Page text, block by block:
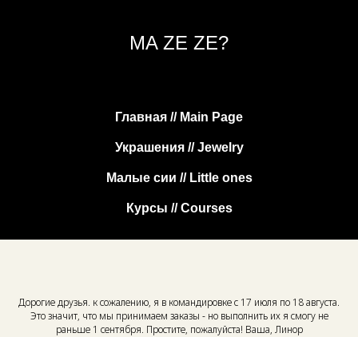
MA ZE ZE?
Главная // Main Page
Украшения // Jewelry
Малые сии // Little ones
Курсы // Courses
Дорогие друзья. к сожалению, я в командировке с 17 июля по 18 августа.
Это значит, что мы принимаем заказы - но выполнить их я смогу не
раньше 1 сентября. Простите, пожалуйста! Ваша, Линор